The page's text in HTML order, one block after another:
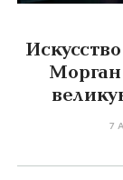
7